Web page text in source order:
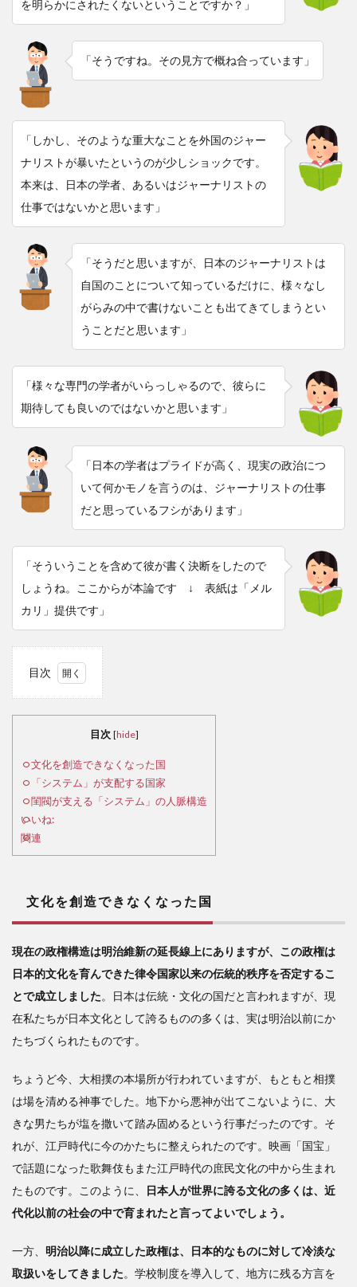
を明らかにされたくないということですか？」
「そうですね。その見方で概ね合っています」
「しかし、そのような重大なことを外国のジャー
ナリストが暴いたというのが少しショックです。
本来は、日本の学者、あるいはジャーナリストの
仕事ではないかと思います」
「そうだと思いますが、日本のジャーナリストは
自国のことについて知っているだけに、様々なし
がらみの中で書けないことも出てきてしまうとい
うことだと思います」
「様々な専門の学者がいらっしゃるので、彼らに
期待しても良いのではないかと思います」
「日本の学者はプライドが高く、現実の政治につ
いて何かモノを言うのは、ジャーナリストの仕事
だと思っているフシがあります」
「そういうことを含めて彼が書く決断をしたので
しょうね。ここからが本論です ↓ 表紙は「メル
カリ」提供です」
目次
でき
なく
なっ
2
ム」
が支
る国
家
3
閨
閥が
「シ
ステ
ム」
の人
脈構
造
目次 [hide]
文化を創造できなくなった国
「システム」が支配する国家
閨閥が支える「システム」の人脈構造
いいね:
関連
文化を創造できなくなった国
現在の政権構造は明治維新の延長線上にありますが、この政権は
日本的文化を育んできた律令国家以来の伝統的秩序を否定するこ
とで成立しました。日本は伝統・文化の国だと言われますが、現
在私たちが日本文化として誇るものの多くは、実は明治以前にか
たちづくられたものです。
ちょうど今、大相撲の本場所が行われていますが、もともと相撲
は場を清める神事でした。地下から悪神が出てこないように、大
きな男たちが塩を撒いて踏み固めるという行事だったのです。そ
れが、江戸時代に今のかたちに整えられたのです。映画「国宝」
で話題になった歌舞伎もまた江戸時代の庶民文化の中から生まれ
たものです。このように、
日本人が世界に誇る文化の多くは、近
代化以前の社会の中で育まれたと言ってよいでしょう。
一方、 明治以降に成立した政権は、日本的なものに対して冷淡な
取扱いをしてきました。学校制度を導入して、地方に残る方言を